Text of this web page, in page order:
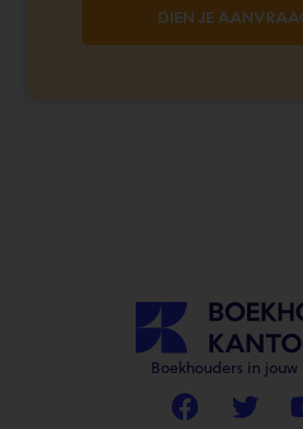
DIEN JE
Boekhouders in jouw